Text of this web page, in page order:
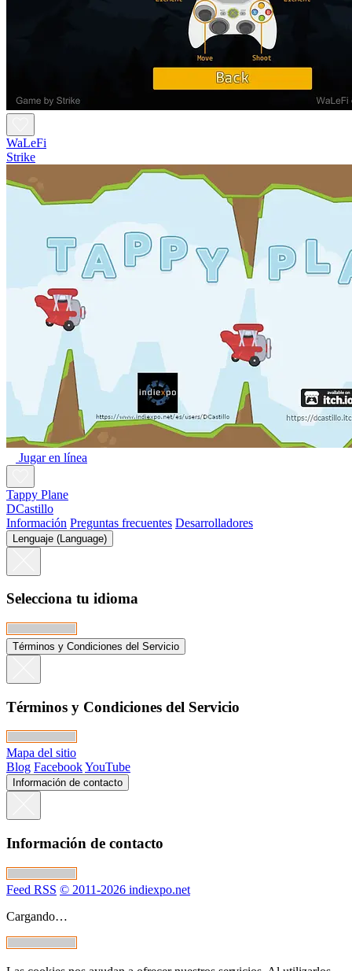
WaLeFi
Strike
Jugar en línea
Tappy Plane
DCastillo
Información Preguntas frecuentes Desarrolladores
Lenguaje (Language)
Selecciona tu idioma
Términos y Condiciones del Servicio
Términos y Condiciones del Servicio
Mapa del sitio
Blog FacebookYouTube
Información de contacto
Información de contacto
Feed RSS © 2011-2026 indiexpo.net
Cargando…